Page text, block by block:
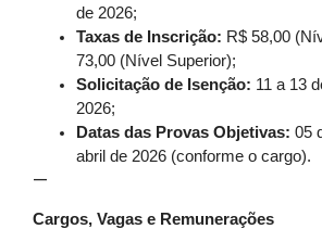
de 2026;
Taxas de Inscrição: R$ 58,00
73,00 (Nível Superior);
Solicitação de Isenção: 11 a 13
2026;
Datas das Provas Objetivas: 05
abril de 2026 (conforme o cargo).
—
Cargos, Vagas e Remunerações